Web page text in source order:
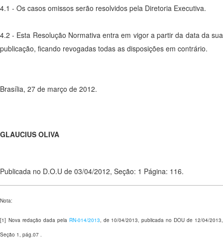
4.1 - Os casos omissos serão resolvidos pela Diretoria Executiva.
4.2 - Esta Resolução Normativa entra em vigor a partir da data da sua
publicação, ficando revogadas todas as disposições em contrário.
Brasília, 27 de março de 2012.
GLAUCIUS OLIVA
Publicada no D.O.U de 03/04/2012, Seção: 1 Página: 116.
Nota:
[1] Nova redação dada pela RN-014/2013, de 10/04/2013, publicada no DOU de 12/04/2013,
Seção 1, pág.07 .